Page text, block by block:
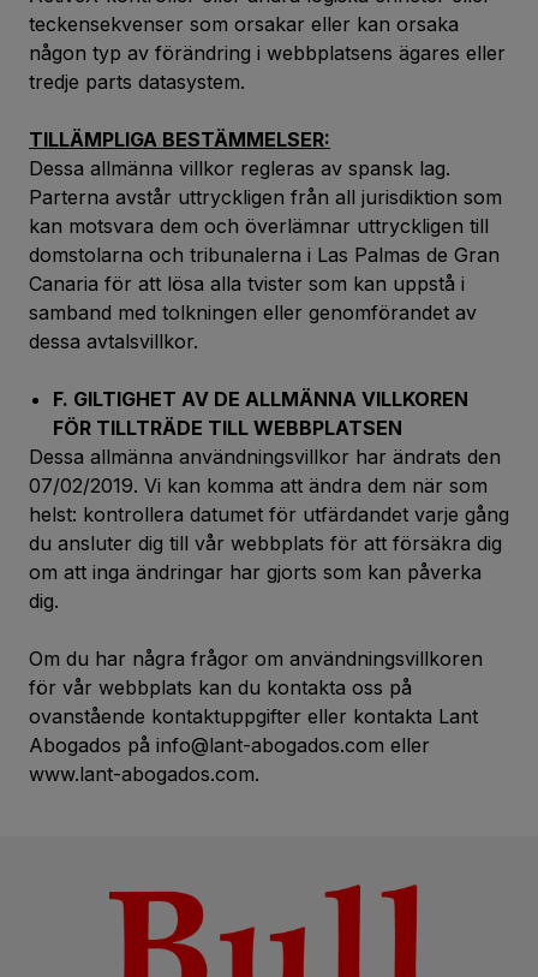
teckensekvenser som orsakar eller kan orsaka
någon typ av förändring i webbplatsens ägares eller
tredje parts datasystem.
TILLÄMPLIGA BESTÄMMELSER:
Dessa allmänna villkor regleras av spansk lag.
Parterna avstår uttryckligen från all jurisdiktion som
kan motsvara dem och överlämnar uttryckligen till
domstolarna och tribunalerna i Las Palmas de Gran
Canaria för att lösa alla tvister som kan uppstå i
samband med tolkningen eller genomförandet av
dessa avtalsvillkor.
F. GILTIGHET AV DE ALLMÄNNA VILLKOREN
FÖR TILLTRÄDE TILL WEBBPLATSEN
Dessa allmänna användningsvillkor har ändrats den
07/02/2019. Vi kan komma att ändra dem när som
helst: kontrollera datumet för utfärdandet varje gång
du ansluter dig till vår webbplats för att försäkra dig
om att inga ändringar har gjorts som kan påverka
dig.
Om du har några frågor om användningsvillkoren
för vår webbplats kan du kontakta oss på
ovanstående kontaktuppgifter eller kontakta Lant
Abogados på info@lant-abogados.com eller
www.lant-abogados.com.